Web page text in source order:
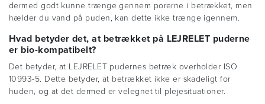
dermed godt kunne trænge gennem porerne i betrækket, men
hælder du vand på puden, kan dette ikke trænge igennem.
Hvad betyder det, at betrækket på LEJRELET puderne
er bio-kompatibelt?
Det betyder, at LEJRELET pudernes betræk overholder ISO
10993-5. Dette betyder, at betrækket ikke er skadeligt for
huden, og at det dermed er velegnet til plejesituationer.